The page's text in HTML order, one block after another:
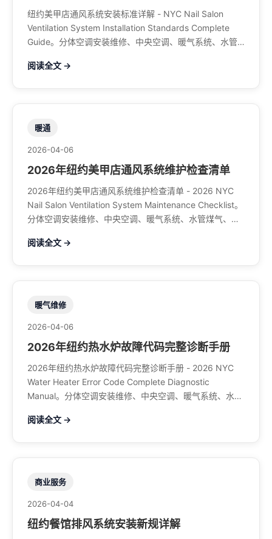
纽约美甲店通风系统安装标准详解 - NYC Nail Salon
Ventilation System Installation Standards Complete
Guide。分体空调安装维修、中央空调、暖气系统、水管
阅读全文 →
暖通
2026-04-06
2026年纽约美甲店通风系统维护检查清单
2026年纽约美甲店通风系统维护检查清单 - 2026 NYC
Nail Salon Ventilation System Maintenance Checklist。
分体空调安装维修、中央空调、暖气系统、水管煤气、餐
阅读全文 →
暖气维修
2026-04-06
2026年纽约热水炉故障代码完整诊断手册
2026年纽约热水炉故障代码完整诊断手册 - 2026 NYC
Water Heater Error Code Complete Diagnostic
Manual。分体空调安装维修、中央空调、暖气系统、水管
阅读全文 →
商业服务
2026-04-04
纽约餐馆排风系统安装新规详解